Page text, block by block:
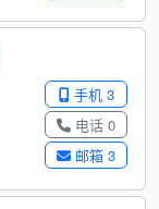
手机 3
电话 0
邮箱 3